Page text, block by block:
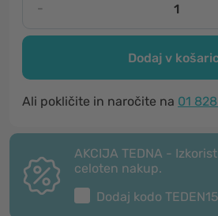
-
Dodaj v
Ali pokličite in naročite na 01
AKCIJA TEDNA -
celoten nakup.
Dodaj kodo TEDEN15